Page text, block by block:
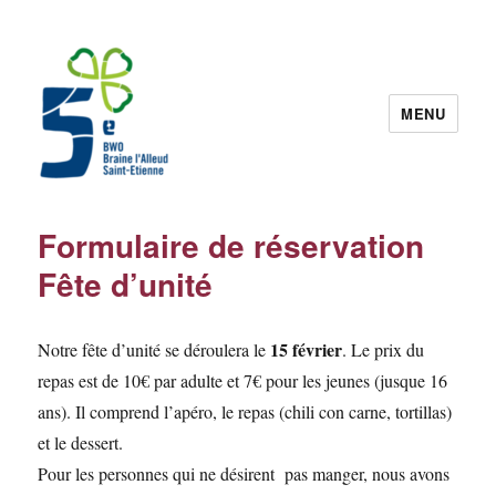
MENU
Formulaire de réservation
Fête d’unité
Notre fête d’unité se déroulera le 15 février. Le prix du
repas est de 10€ par adulte et 7€ pour les jeunes (jusque 16
ans). Il comprend l’apéro, le repas (chili con carne, tortillas)
et le dessert.
Pour les personnes qui ne désirent pas manger, nous avons